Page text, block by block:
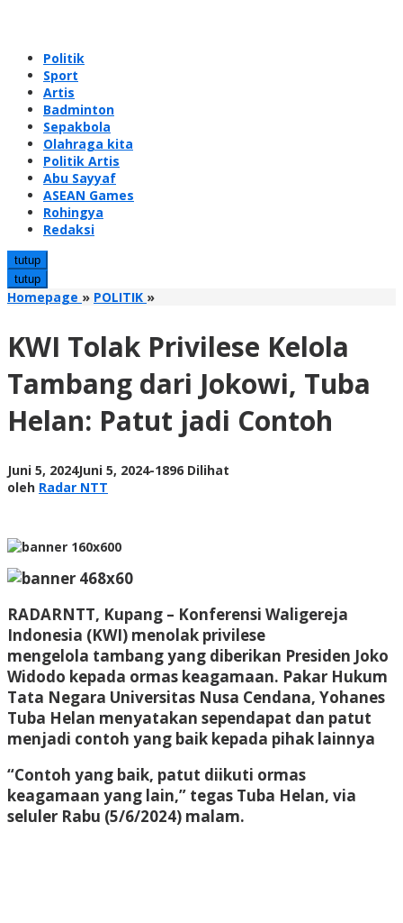
Politik
Sport
Artis
Badminton
Sepakbola
Olahraga kita
Politik Artis
Abu Sayyaf
ASEAN Games
Rohingya
Redaksi
tutup
tutup
Homepage » POLITIK »KWI
Kelola
dari
Jokowi,
Tuba
Helan:
jadi
KWI Tolak Privilese Kelola
Tambang dari Jokowi, Tuba
Helan: Patut jadi Contoh
Juni 5, 2024Juni 5, 2024oleh
-1896 Dilihat
oleh Radar NTT
RADARNTT, Kupang – Konferensi Waligereja
Indonesia (KWI) menolak privilese
mengelola tambang yang diberikan Presiden Joko
Widodo kepada ormas keagamaan. Pakar Hukum
Tata Negara Universitas Nusa Cendana, Yohanes
Tuba Helan menyatakan sependapat dan patut
menjadi contoh yang baik kepada pihak lainnya
“Contoh yang baik, patut diikuti ormas
keagamaan yang lain,” tegas Tuba Helan, via
seluler Rabu (5/6/2024) malam.